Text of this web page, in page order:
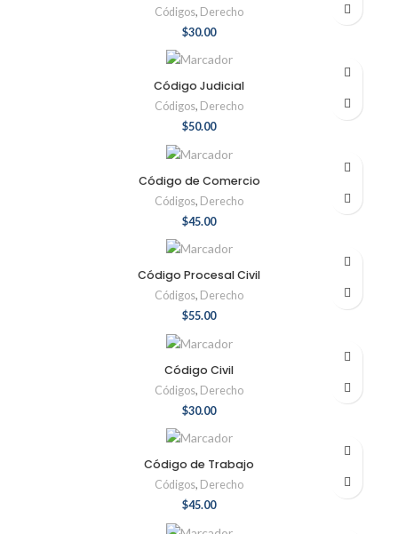
Códigos, Derecho
$30.00
Código Judicial
Códigos, Derecho
$50.00
Código de Comercio
Códigos, Derecho
$45.00
Código Procesal Civil
Códigos, Derecho
$55.00
Código Civil
Códigos, Derecho
$30.00
Código de Trabajo
Códigos, Derecho
$45.00